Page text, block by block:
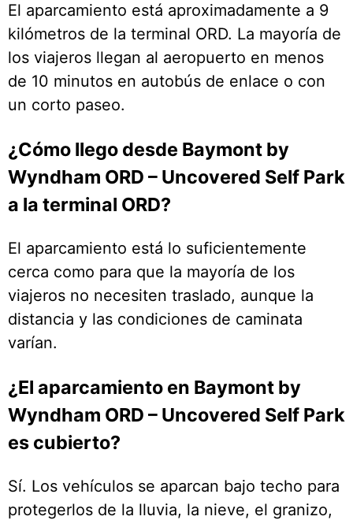
El aparcamiento está aproximadamente a 9
kilómetros de la terminal ORD. La mayoría de
los viajeros llegan al aeropuerto en menos
de 10 minutos en autobús de enlace o con
un corto paseo.
¿Cómo llego desde Baymont by
Wyndham ORD – Uncovered Self Park
a la terminal ORD?
El aparcamiento está lo suficientemente
cerca como para que la mayoría de los
viajeros no necesiten traslado, aunque la
distancia y las condiciones de caminata
varían.
¿El aparcamiento en Baymont by
Wyndham ORD – Uncovered Self Park
es cubierto?
Sí. Los vehículos se aparcan bajo techo para
protegerlos de la lluvia, la nieve, el granizo,